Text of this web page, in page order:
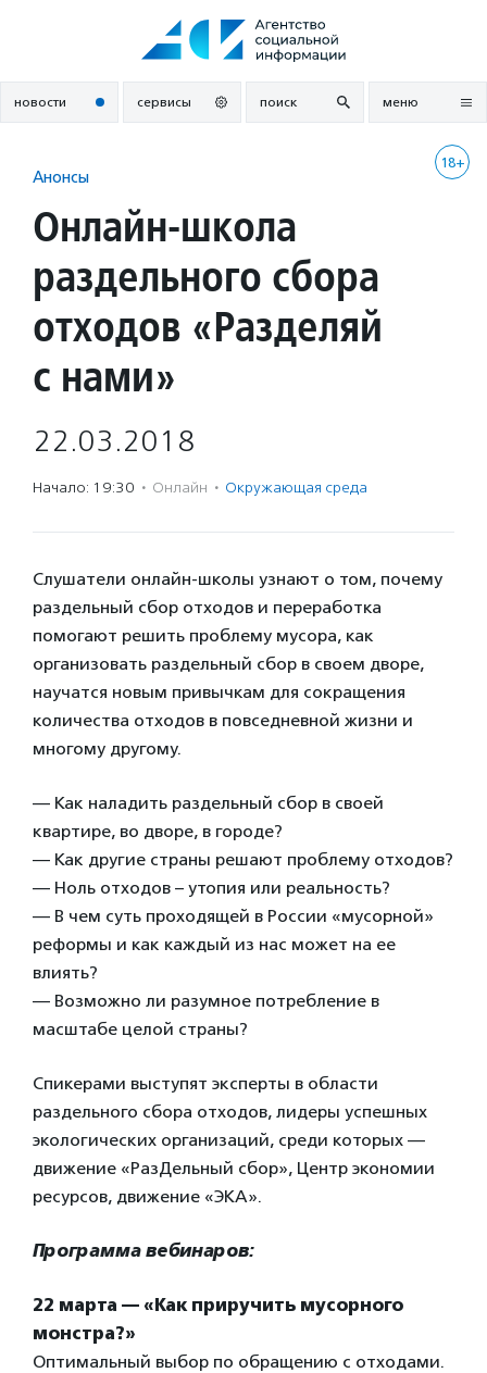
новости сервисы поиск меню
18+
Анонсы
Онлайн-школа
раздельного сбора
отходов «Разделяй
с нами»
22.03.2018
Начало: 19:30 · Онлайн · Окружающая среда
Слушатели онлайн-школы узнают о том, почему
раздельный сбор отходов и переработка
помогают решить проблему мусора, как
организовать раздельный сбор в своем дворе,
научатся новым привычкам для сокращения
количества отходов в повседневной жизни и
многому другому.
— Как наладить раздельный сбор в своей
квартире, во дворе, в городе?
— Как другие страны решают проблему отходов?
— Ноль отходов – утопия или реальность?
— В чем суть проходящей в России «мусорной»
реформы и как каждый из нас может на ее
влиять?
— Возможно ли разумное потребление в
масштабе целой страны?
Спикерами выступят эксперты в области
раздельного сбора отходов, лидеры успешных
экологических организаций, среди которых —
движение «РазДельный сбор», Центр экономии
ресурсов, движение «ЭКА».
Программа вебинаров:
22 марта — «Как приручить мусорного
монстра?»
Оптимальный выбор по обращению с отходами.